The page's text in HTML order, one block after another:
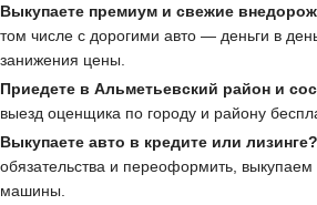
Выкупаете премиум и свежие
том числе с дорогими авто — деньги в
занижения цены.
Приедете в Альметьевский район и
выезд оценщика по городу и району
Выкупаете авто в кредите или лизинге?
обязательства и переоформить,
машины.